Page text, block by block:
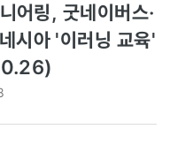
어링, 굿네이버스·
시아 '이러닝 교육'